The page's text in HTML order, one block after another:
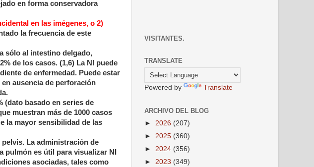
en forma conservadora
en las imégenes, o 2)
la frecuencia de este
sólo al intestino delgado,
de los casos. (1,6) La NI puede
de enfermedad. Puede estar
ausencia de perforación
(dato basado en series de
muestran más de 1000 casos
la mayor sensibilidad de las
pelvis. La administración de
pulmón es útil para visualizar NI
asociadas, tales como
VISITANTES.
TRANSLATE
Powered by Translate
ARCHIVO DEL BLOG
► 2026 (207)
► 2025 (360)
► 2024 (356)
► 2023 (349)